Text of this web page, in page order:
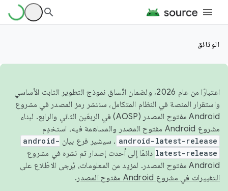
الوثائق
اعتبارًا من عام 2026، ولضمان اتّساق نموذج التطوير الثابت الأساسي
واستقرار المنصة في النظام المتكامل، سننشر رمز المصدر في مشروع
Android مفتوح المصدر (AOSP) في الربعَين الثاني والرابع. لبناء
مشروع Android مفتوح المصدر والمساهمة فيه، استخدِم
android-latest-release . سيشير فرع بيان android-
latest-release دائمًا إلى أحدث إصدار تم نشره في مشروع
Android مفتوح المصدر. لمزيد من المعلومات، يُرجى الاطّلاع على
التغييرات في مشروع Android مفتوح المصدر
.